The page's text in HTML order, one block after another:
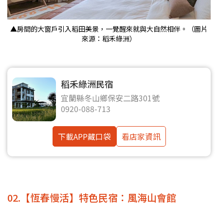
▲房間的大窗戶引入稻田美景，一覺醒來就與大自然相伴。（圖片
來源：稻禾綠洲）
稻禾綠洲民宿
宜蘭縣冬山鄉保安二路301號
0920-088-713
下載APP藏口袋 看店家資訊
02.【恆春慢活】特色民宿：風海山會館